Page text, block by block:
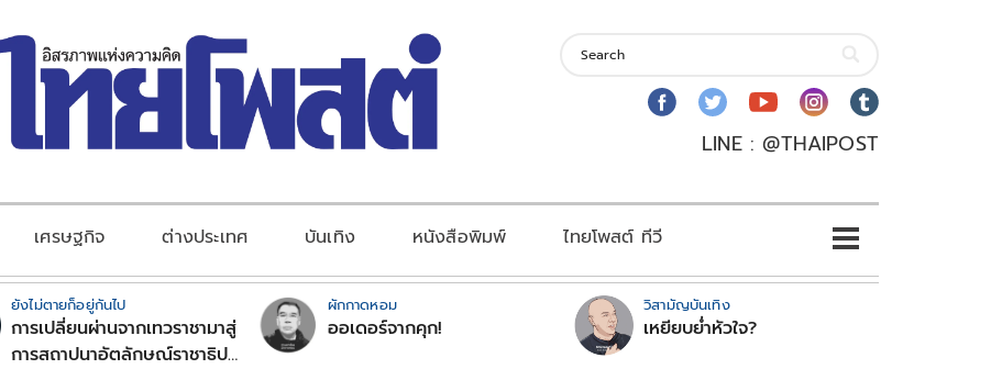
LINE : @THAIPOST
เศรษฐกิจ ต่างประเทศ บันเทิง หนังสือพิมพ์ ไทยโพสต์ ทีวี
ยังไม่ตายก็อยู่กันไป
การเปลี่ยนผ่านจากเทวราชามาสู่
การสถาปนาอัตลักษณ์ราชาธิป
ผักกาดหอม
ออเดอร์จากคุก!
วิสามัญบันเทิง
เหยียบย่ำหัวใจ?